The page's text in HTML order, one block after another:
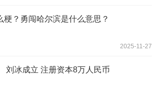
梗？勇闯哈尔滨是什么意思？
2025-11-27
刘冰成立 注册资本8万人民币